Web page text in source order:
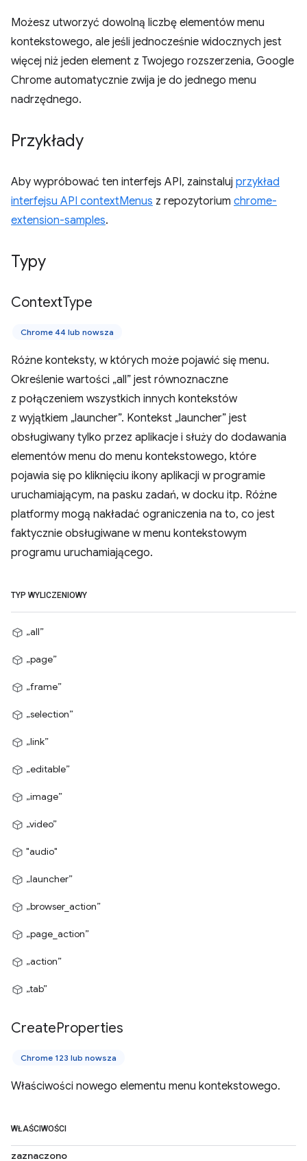
Możesz utworzyć dowolną liczbę elementów menu
kontekstowego, ale jeśli jednocześnie widocznych jest
więcej niż jeden element z Twojego rozszerzenia, Google
Chrome automatycznie zwija je do jednego menu
nadrzędnego.
Przykłady
Aby wypróbować ten interfejs API, zainstaluj przykład
interfejsu API contextMenus z repozytorium chrome-
extension-samples.
Typy
ContextType
Chrome 44 lub nowsza
Różne konteksty, w których może pojawić się menu.
Określenie wartości „all” jest równoznaczne
z połączeniem wszystkich innych kontekstów
z wyjątkiem „launcher”. Kontekst „launcher” jest
obsługiwany tylko przez aplikacje i służy do dodawania
elementów menu do menu kontekstowego, które
pojawia się po kliknięciu ikony aplikacji w programie
uruchamiającym, na pasku zadań, w docku itp. Różne
platformy mogą nakładać ograniczenia na to, co jest
faktycznie obsługiwane w menu kontekstowym
programu uruchamiającego.
TYP WYLICZENIOWY
„all”
„page”
„frame”
„selection”
„link”
„editable”
„image”
„video”
"audio"
„launcher”
„browser_action”
„page_action”
„action”
„tab”
CreateProperties
Chrome 123 lub nowsza
Właściwości nowego elementu menu kontekstowego.
WŁAŚCIWOŚCI
zaznaczono